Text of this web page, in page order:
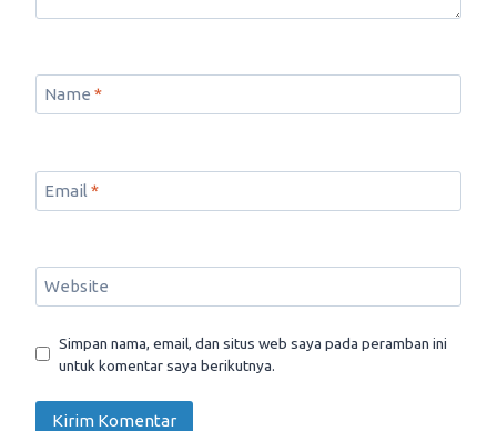
Name *
Email *
Website
Simpan nama, email, dan situs web saya pada peramban ini
untuk komentar saya berikutnya.